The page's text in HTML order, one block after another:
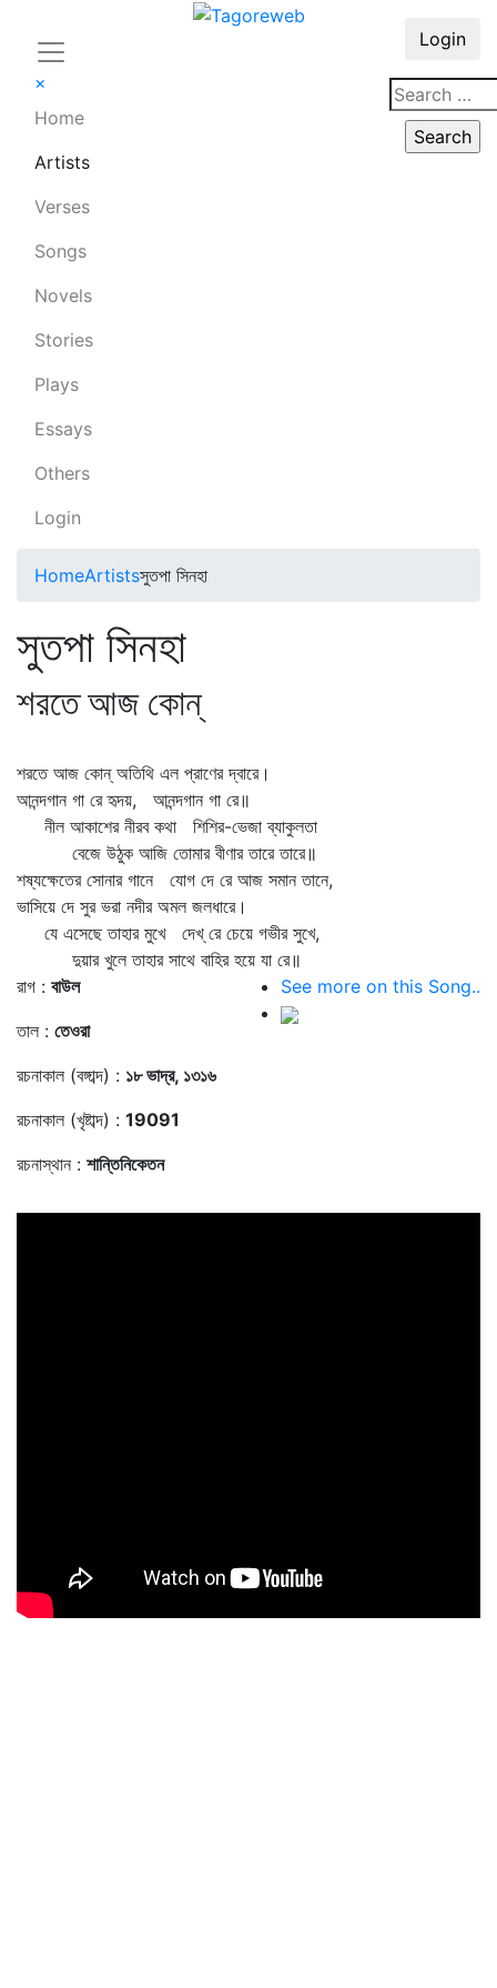
×
Home
Artists
Verses
Songs
Novels
Stories
Plays
Essays
Others
Login
Login
HomeArtistsসুতপা সিনহা
সুতপা সিনহা
শরতে আজ কোন্
শরতে আজ কোন্‌ অতিথি এল প্রাণের দ্বারে।
আনন্দগান গা রে হৃদয়, আনন্দগান গা রে॥
নীল আকাশের নীরব কথা শিশির-ভেজা ব্যাকুলতা
বেজে উঠুক আজি তোমার বীণার তারে তারে॥
শষ্যক্ষেতের সোনার গানে যোগ দে রে আজ সমান তানে,
ভাসিয়ে দে সুর ভরা নদীর অমল জলধারে।
যে এসেছে তাহার মুখে দেখ্‌ রে চেয়ে গভীর সুখে,
দুয়ার খুলে তাহার সাথে বাহির হয়ে যা রে॥
রাগ : বাউল
তাল : তেওরা
রচনাকাল (বঙ্গাব্দ) : ১৮ ভাদ্র, ১৩১৬
রচনাকাল (খৃষ্টাব্দ) : 19091
রচনাস্থান : শান্তিনিকেতন
See more on this Song..